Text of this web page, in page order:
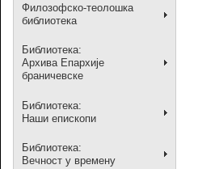
Филозофско-теолошка
библиотека
Библиотека:
Архива Епархије
браничевске
Библиотека:
Наши епископи
Библиотека:
Вечност у времену